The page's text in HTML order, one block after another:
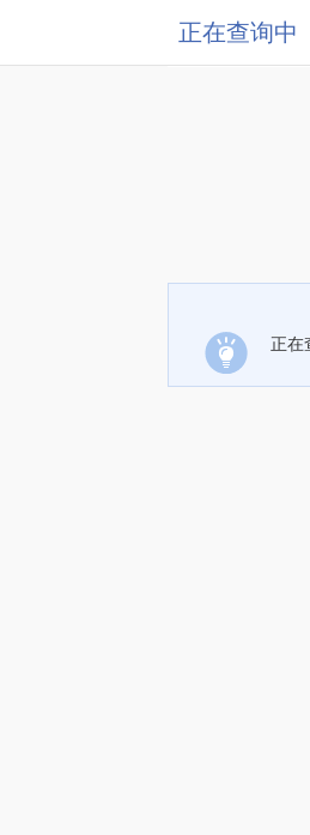
正在查询中
正在